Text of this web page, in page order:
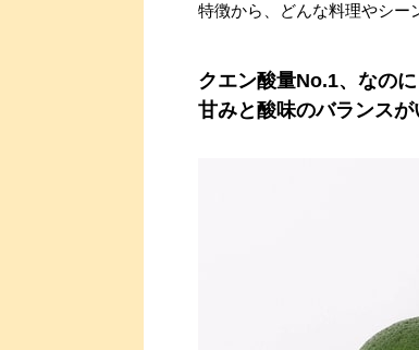
特徴から、どんな料理やシー
クエン酸量No.1、なのに
甘みと酸味のバランスが